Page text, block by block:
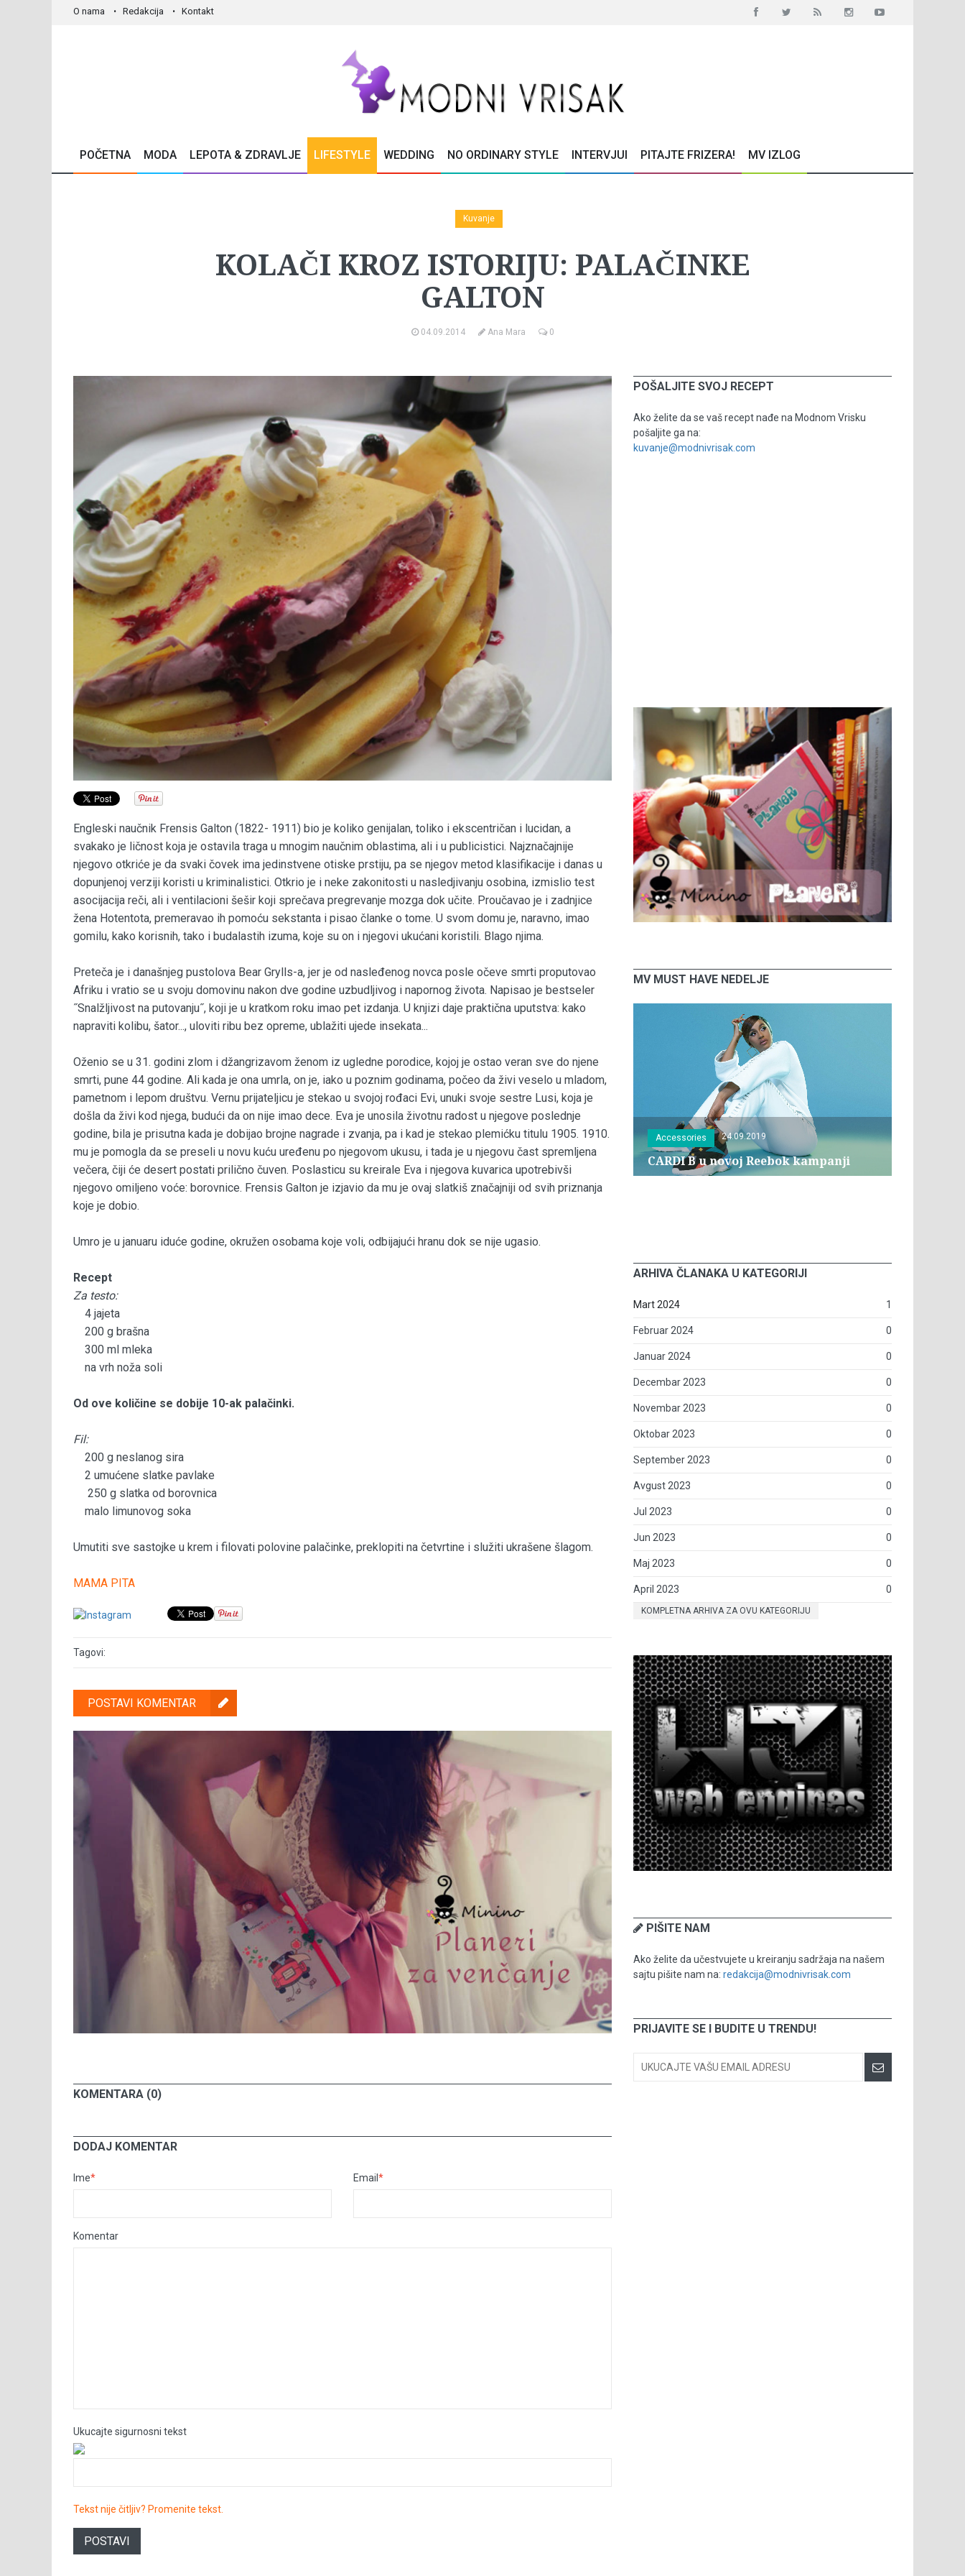
O nama Redakcija Kontakt
POČETNA MODA LEPOTA & ZDRAVLJE LIFESTYLE WEDDING NO ORDINARY STYLE INTERVJUI PITAJTE FRIZERA! MV IZLOG
Kuvanje
KOLAČI KROZ ISTORIJU: PALAČINKE
GALTON
04.09.2014 Ana Mara 0
Engleski naučnik Frensis Galton (1822- 1911) bio je koliko genijalan, toliko i ekscentričan i lucidan, a
svakako je ličnost koja je ostavila traga u mnogim naučnim oblastima, ali i u publicistici. Najznačajnije
njegovo otkriće je da svaki čovek ima jedinstvene otiske prstiju, pa se njegov metod klasifikacije i danas u
dopunjenoj verziji koristi u kriminalistici. Otkrio je i neke zakonitosti u nasledjivanju osobina, izmislio test
asocijacija reči, ali i ventilacioni šešir koji sprečava pregrevanje mozga dok učite. Proučavao je i zadnjice
žena Hotentota, premeravao ih pomoću sekstanta i pisao članke o tome. U svom domu je, naravno, imao
gomilu, kako korisnih, tako i budalastih izuma, koje su on i njegovi ukućani koristili. Blago njima.
Preteča je i današnjeg pustolova Bear Grylls-a, jer je od nasleđenog novca posle očeve smrti proputovao
Afriku i vratio se u svoju domovinu nakon dve godine uzbudljivog i napornog života. Napisao je bestseler
˝Snalžljivost na putovanju˝, koji je u kratkom roku imao pet izdanja. U knjizi daje praktična uputstva: kako
napraviti kolibu, šator..., uloviti ribu bez opreme, ublažiti ujede insekata...
Oženio se u 31. godini zlom i džangrizavom ženom iz ugledne porodice, kojoj je ostao veran sve do njene
smrti, pune 44 godine. Ali kada je ona umrla, on je, iako u poznim godinama, počeo da živi veselo u mladom,
pametnom i lepom društvu. Vernu prijateljicu je stekao u svojoj rođaci Evi, unuki svoje sestre Lusi, koja je
došla da živi kod njega, budući da on nije imao dece. Eva je unosila životnu radost u njegove poslednje
godine, bila je prisutna kada je dobijao brojne nagrade i zvanja, pa i kad je stekao plemićku titulu 1905. 1910.
mu je pomogla da se preseli u novu kuću uređenu po njegovom ukusu, i tada je u njegovu čast spremljena
večera, čiji će desert postati prilično čuven. Poslasticu su kreirale Eva i njegova kuvarica upotrebivši
njegovo omiljeno voće: borovnice. Frensis Galton je izjavio da mu je ovaj slatkiš značajniji od svih priznanja
koje je dobio.
Umro je u januaru iduće godine, okružen osobama koje voli, odbijajući hranu dok se nije ugasio.
Recept
Za testo:
4 jajeta
200 g brašna
300 ml mleka
na vrh noža soli
Od ove količine se dobije 10-ak palačinki.
Fil:
200 g neslanog sira
2 umućene slatke pavlake
250 g slatka od borovnica
malo limunovog soka
Umutiti sve sastojke u krem i filovati polovine palačinke, preklopiti na četvrtine i služiti ukrašene šlagom.
MAMA PITA
Tagovi:
POSTAVI KOMENTAR
KOMENTARA (0)
DODAJ KOMENTAR
Ime* Email *
Komentar
Ukucajte sigurnosni tekst
Tekst nije čitljiv? Promenite tekst.
POSTAVI
POŠALJITE SVOJ RECEPT
Ako želite da se vaš recept nađe na Modnom Vrisku
pošaljite ga na:
kuvanje@modnivrisak.com
MV MUST HAVE NEDELJE
Accessories 24.09.2019
CARDI B u novoj Reebok kampanji
ARHIVA ČLANAKA U KATEGORIJI
Mart 2024 1
Februar 2024 0
Januar 2024 0
Decembar 2023 0
Novembar 2023 0
Oktobar 2023 0
September 2023 0
Avgust 2023 0
Jul 2023 0
Jun 2023 0
Maj 2023 0
April 2023 0
KOMPLETNA ARHIVA ZA OVU KATEGORIJU
PIŠITE NAM
Ako želite da učestvujete u kreiranju sadržaja na našem
sajtu pišite nam na: redakcija@modnivrisak.com
PRIJAVITE SE I BUDITE U TRENDU!